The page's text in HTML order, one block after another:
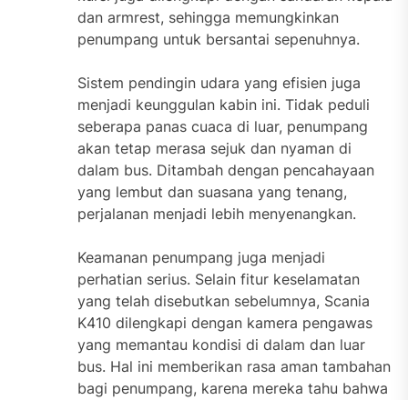
dan armrest, sehingga memungkinkan
penumpang untuk bersantai sepenuhnya.
Sistem pendingin udara yang efisien juga
menjadi keunggulan kabin ini. Tidak peduli
seberapa panas cuaca di luar, penumpang
akan tetap merasa sejuk dan nyaman di
dalam bus. Ditambah dengan pencahayaan
yang lembut dan suasana yang tenang,
perjalanan menjadi lebih menyenangkan.
Keamanan penumpang juga menjadi
perhatian serius. Selain fitur keselamatan
yang telah disebutkan sebelumnya, Scania
K410 dilengkapi dengan kamera pengawas
yang memantau kondisi di dalam dan luar
bus. Hal ini memberikan rasa aman tambahan
bagi penumpang, karena mereka tahu bahwa